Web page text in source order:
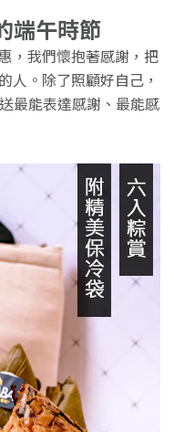
端午時節
，我們懷抱著感謝，把
人。除了照顧好自己，
最能表達感謝、最能感